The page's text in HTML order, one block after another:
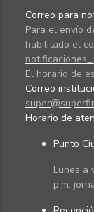
Correo para
Para el envío
habilitado el
El horario de
Correo
Horario de
Punto
Lunes a
p.m.